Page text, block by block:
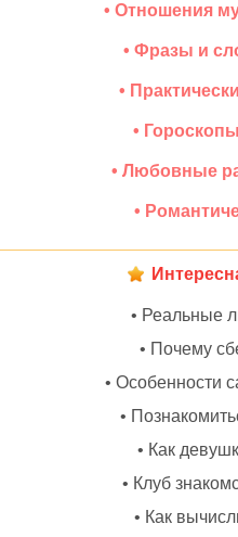
• Отношения
• Фразы и
•
•
• Любовные
•
• Реальные
• Почему
• Особенности
•
• Как
• Клуб
• Как